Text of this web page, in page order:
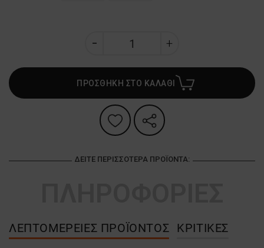
ΠΡΟΣΘΗΚΗ ΣΤΟ ΚΑΛΑΘΙ
ΔΕΊΤΕ ΠΕΡΙΣΣΌΤΕΡΑ ΠΡΟΪΌΝΤΑ:
ΛΕΠΤΟΜΈΡΕΙΕΣ ΠΡΟΪΌΝΤΟΣ ΚΡΙΤΙΚΈΣ